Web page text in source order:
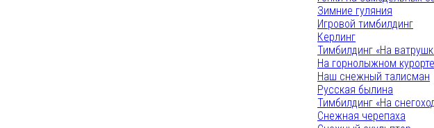
Зимние гуляния
Игровой тимбилдинг
Керлинг
Тимбилдинг «На
На горнолыжном курорте
Наш снежный талисман
Русская былина
Тимбилдинг «На
Снежная черепаха